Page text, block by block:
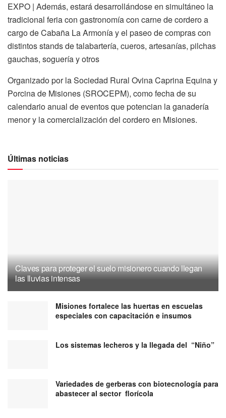
EXPO | Además, estará desarrollándose en simultáneo la
tradicional feria con gastronomía con carne de cordero a
cargo de Cabaña La Armonía y el paseo de compras con
distintos stands de talabartería, cueros, artesanías, pilchas
gauchas, soguería y otros
Organizado por la Sociedad Rural Ovina Caprina Equina y
Porcina de Misiones (SROCEPM), como fecha de su
calendario anual de eventos que potencian la ganadería
menor y la comercialización del cordero en Misiones.
Últimas noticias
Claves para proteger el suelo misionero cuando llegan
las lluvias intensas
Misiones fortalece las huertas en escuelas
especiales con capacitación e insumos
Los sistemas lecheros y la llegada del “Niño”
Variedades de gerberas con biotecnología para
abastecer al sector florícola